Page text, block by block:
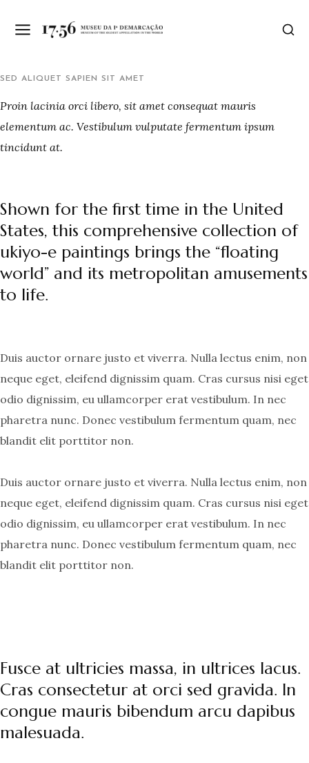
SED ALIQUET SAPIEN SIT AMET
Proin lacinia orci libero, sit amet consequat mauris
elementum ac. Vestibulum vulputate fermentum ipsum
tincidunt at.
Shown for the first time in the United
States, this comprehensive collection of
ukiyo-e paintings brings the “floating
world” and its metropolitan amusements
to life.
Duis auctor ornare justo et viverra. Nulla lectus enim, non
neque eget, eleifend dignissim quam. Cras cursus nisi eget
odio dignissim, eu ullamcorper erat vestibulum. In nec
pharetra nunc. Donec vestibulum fermentum quam, nec
blandit elit porttitor non.
Duis auctor ornare justo et viverra. Nulla lectus enim, non
neque eget, eleifend dignissim quam. Cras cursus nisi eget
odio dignissim, eu ullamcorper erat vestibulum. In nec
pharetra nunc. Donec vestibulum fermentum quam, nec
blandit elit porttitor non.
Fusce at ultricies massa, in ultrices lacus.
Cras consectetur at orci sed gravida. In
congue mauris bibendum arcu dapibus
malesuada.